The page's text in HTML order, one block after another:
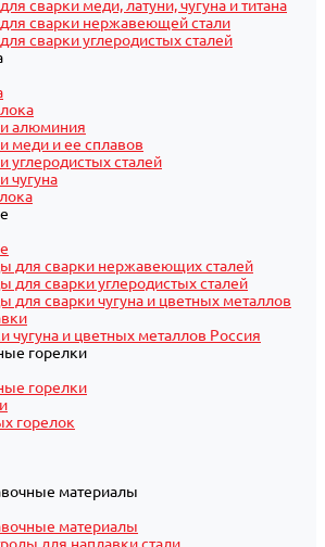
сварки меди, латуни, чугуна и титана
сварки нержавеющей стали
сварки углеродистых сталей
алюминия
меди и ее сплавов
углеродистых сталей
чугуна
для сварки нержавеющих сталей
для сварки углеродистых сталей
для сварки чугуна и цветных металлов
чугуна и цветных металлов Россия
горелки
горелки
горелок
материалы
материалы